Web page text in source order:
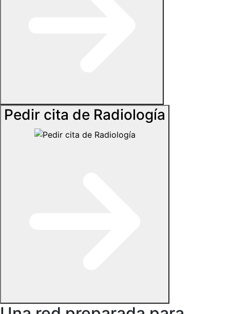
Pedir cita de Radiología